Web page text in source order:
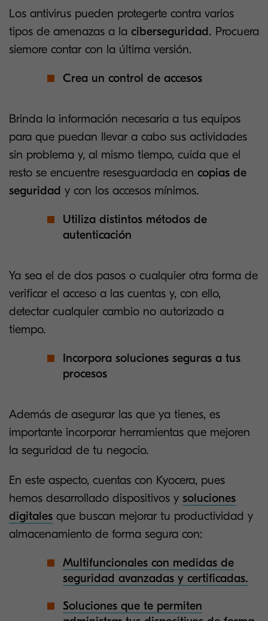
Los antivirus pueden protegerte contra varios
tipos de amenazas a la ciberseguridad. Procuera
siemore contar con la última versión.
Crea un control de accesos
Brinda la información necesaria a tus equipos
para que puedan llevar a cabo sus actividades
sin problema y, al mismo tiempo, cuida que el
resto se encuentre resesguardada en copias de
seguridad y con los accesos mínimos.
Utiliza distintos métodos de
autenticación
Ya sea el de dos pasos o cualquier otra forma de
verificar el acceso a las cuentas y, con ello,
detectar cualquier cambio no autorizado a
tiempo.
Incorpora soluciones seguras a tus
procesos
Además de asegurar las que ya tienes, es
importante incorporar herramientas que mejoren
la seguridad de tu negocio.
En este aspecto, cuentas con Kyocera, pues
hemos desarrollado dispositivos y soluciones
digitales que buscan mejorar tu productividad y
almacenamiento de forma segura con:
Multifuncionales con medidas de
seguridad avanzadas y certificadas.
Soluciones que te permiten